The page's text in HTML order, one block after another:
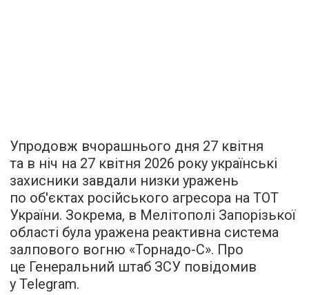
Упродовж вчорашнього дня 27 квітня
та в ніч на 27 квітня 2026 року українські
захисники завдали низки уражень
по об'єктах російського агресора на ТОТ
України. Зокрема, в Мелітополі Запорізької
області була уражена реактивна система
залпового вогню «Торнадо-С». Про
це Генеральний штаб ЗСУ повідомив
у Telegram.